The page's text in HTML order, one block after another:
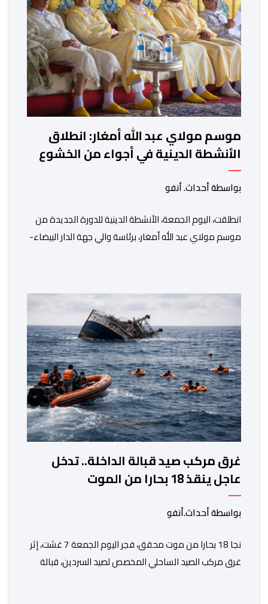
موسم مولاي عبد الله أمغار: انطلاق
الأنشطة الدينية في أجواء من الخشوع
الروحي
بواسطة أحداث. أنفو
انطلقت، اليوم الجمعة، الأنشطة الدينية للدورة الجديدة من
موسم مولاي عبد الله أمغار، برئاسة والي جهة الدار البيضاء-
المحلي للجديدة، وذلك بحضور شخصيات مدنية وعسكرية
ودينية. وجرت مراسيم افتتاح فعاليات الموسم بالخيمة
الرسمية، حيث أُلقيت كلمات كل من رئيس المجلس […]
غرق مركب صيد قبالة الداخلة.. تدخل
عاجل ينقذ 18 بحارا من الموت
بواسطة أحداث.أنفو
نجا 18 بحارا من موت محقق، فجر اليوم الجمعة 7 غشت، إثر
غرق مركب الصيد الساحلي المخصص لصيد السردين، قبالة